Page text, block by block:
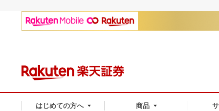
はじめての方へ 商品